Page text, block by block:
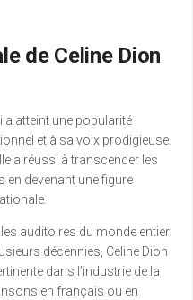
de Celine Dion
a atteint une popularité
et à sa voix prodigieuse.
a réussi à transcender les
en devenant une figure
auditoires du monde entier.
décennies, Celine Dion
dans l’industrie de la
en français ou en